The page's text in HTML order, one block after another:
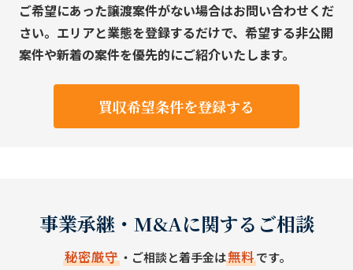
ご希望にあった譲渡案件がない場合はお問い合わせくだ
さい。エリアと業態を登録するだけで、希望する非公開
案件や新着の案件を優先的にご紹介いたします。
買収希望条件を登録する
事業承継・M&Aに関するご相談
秘密厳守・ご相談と着手金は無料です。